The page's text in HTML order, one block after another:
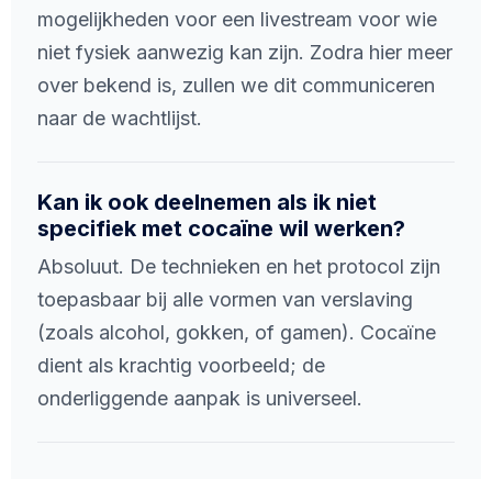
mogelijkheden voor een livestream voor wie
niet fysiek aanwezig kan zijn. Zodra hier meer
over bekend is, zullen we dit communiceren
naar de wachtlijst.
Kan ik ook deelnemen als ik niet
specifiek met cocaïne wil werken?
Absoluut. De technieken en het protocol zijn
toepasbaar bij alle vormen van verslaving
(zoals alcohol, gokken, of gamen). Cocaïne
dient als krachtig voorbeeld; de
onderliggende aanpak is universeel.